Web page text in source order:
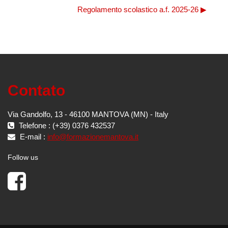
Regolamento scolastico a.f. 2025-26 ▶︎
Contato
Via Gandolfo, 13 - 46100 MANTOVA (MN) - Italy
Telefone : (+39) 0376 432537
E-mail : info@formazionemantova.it
Follow us